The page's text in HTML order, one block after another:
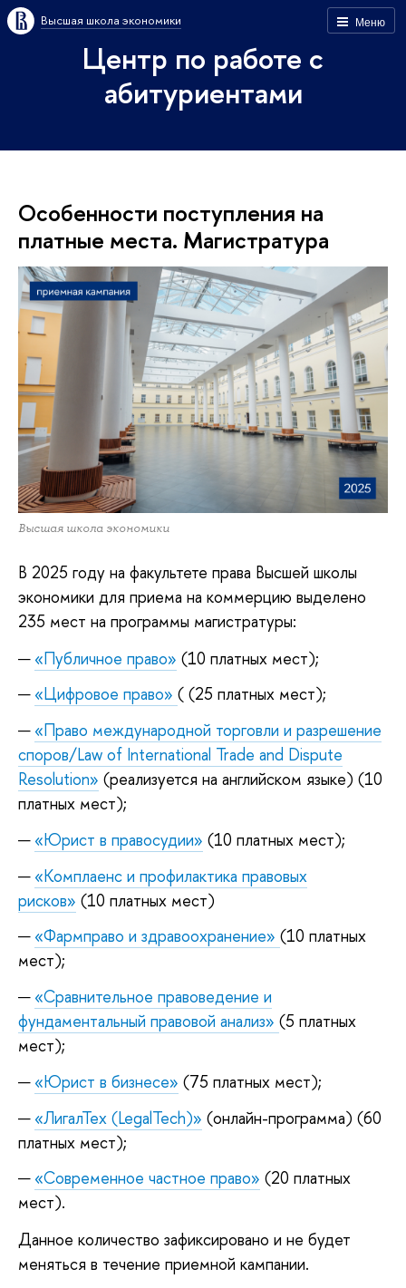
Меню
Высшая школа экономики
Центр по работе с
абитуриентами
Особенности поступления на
платные места. Магистратура
Высшая школа экономики
В 2025 году на факультете права Высшей школы
экономики для приема на коммерцию выделено
235 мест на программы магистратуры:
«Публичное право» (10 платных мест);
«Цифровое право» ( (25 платных мест);
«Право международной торговли и разрешение
споров/Law of International Trade and Dispute
Resolution» (реализуется на английском языке) (10
платных мест);
«Юрист в правосудии» (10 платных мест);
«Комплаенс и профилактика правовых
рисков» (10 платных мест)
«Фармправо и здравоохранение» (10 платных
мест);
«Сравнительное правоведение и
фундаментальный правовой анализ» (5 платных
мест);
«Юрист в бизнесе» (75 платных мест);
«ЛигалТех (LegalTech)» (онлайн-программа) (60
платных мест);
«Современное частное право» (20 платных
мест).
Данное количество зафиксировано и не будет
меняться в течение приемной кампании.